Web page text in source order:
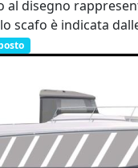
al disegno
scafo è indicata